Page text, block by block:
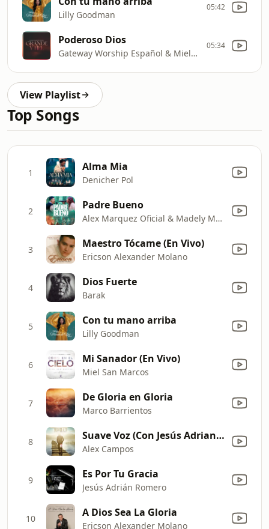
Lilly Goodman
05:42
Poderoso Dios
Gateway Worship Español & Miel San Marcos
05:34
View Playlist
Top Songs
1 Alma Mia
Denicher Pol
2 Padre Bueno
Alex Marquez Oficial & Madely Marquez
3 Maestro Tócame (En Vivo)
Ericson Alexander Molano
4 Dios Fuerte
Barak
5 Con tu mano arriba
Lilly Goodman
6 Mi Sanador (En Vivo)
Miel San Marcos
7 De Gloria en Gloria
Marco Barrientos
8 Suave Voz (Con Jesús Adrian Romero)
Alex Campos
9 Es Por Tu Gracia
Jesús Adrián Romero
10 A Dios Sea La Gloria
Ericson Alexander Molano